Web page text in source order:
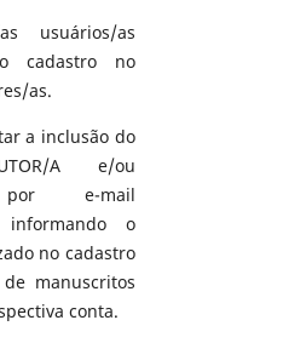
usuários/as
cadastro no
as.
a inclusão do
A e/ou
por e-mail
informando o
no cadastro
manuscritos
conta.